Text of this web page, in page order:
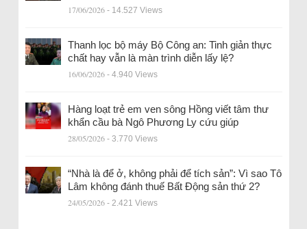
17/06/2026 - 14.527 Views
Thanh lọc bộ máy Bộ Công an: Tinh giản thực
chất hay vẫn là màn trình diễn lấy lệ?
16/06/2026 - 4.940 Views
Hàng loạt trẻ em ven sông Hồng viết tâm thư
khẩn cầu bà Ngô Phương Ly cứu giúp
28/05/2026 - 3.770 Views
“Nhà là để ở, không phải để tích sản”: Vì sao Tô
Lâm không đánh thuế Bất Động sản thứ 2?
24/05/2026 - 2.421 Views